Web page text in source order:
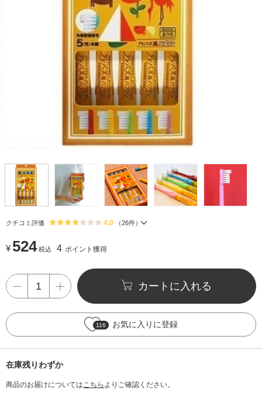
クチコミ評価 4.0 （26件）
¥ 524 税込 4 ポイント獲得
カートに入れる
116 お気に入りに登録
在庫残りわずか
商品のお届けについてはこちら よりご確認ください。